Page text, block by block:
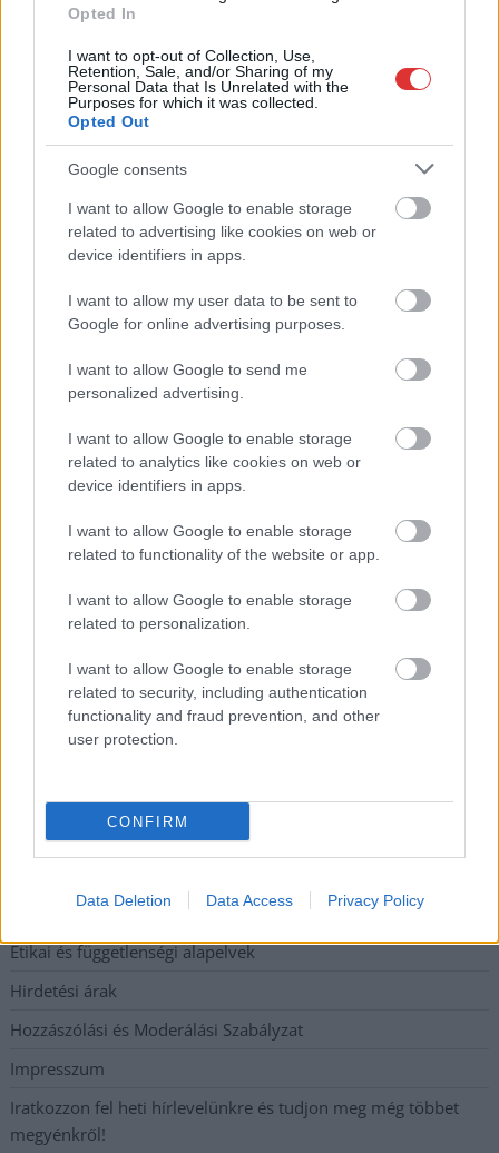
Opted In
I want to opt-out of Collection, Use,
Retention, Sale, and/or Sharing of my
Personal Data that Is Unrelated with the
Purposes for which it was collected.
Opted Out
Google consents
I want to allow Google to enable storage
related to advertising like cookies on web or
device identifiers in apps.
I want to allow my user data to be sent to
Google for online advertising purposes.
I want to allow Google to send me
personalized advertising.
I want to allow Google to enable storage
related to analytics like cookies on web or
device identifiers in apps.
I want to allow Google to enable storage
related to functionality of the website or app.
I want to allow Google to enable storage
related to personalization.
I want to allow Google to enable storage
related to security, including authentication
functionality and fraud prevention, and other
user protection.
CONFIRM
Data Deletion Data Access Privacy Policy
A Szolnok megyei gazdák nagyon nem akarták a JÉGER
további üzemeltetését
Csendélet 5.0: alig balesetveszélyes lépcső és remek
állapotban levő buszmegálló mutatja, hogy Szolnok mennyire
élhető város
Napokon belül megválasztja az új köztársasági elnököt az
Országgyűlés
Kiterjedt tüzek pusztítanak az országban, köztük Karcagon
Harmadfokú hőségriasztás az országban: Szolnokon klímát
A zárkában rosszul lett, elájult – ilyen körülményekről
Váratlan fennakadás borította fel a Szolnok–Kecskemét
vasútvonal közlekedését
A polgármester a szolnoki cégekhez fordult: több száz
elbocsátott dolgozón segítene
Csődbe ment a tószegi Accell Hunland, a hazai
kerékpárgyártás meghatározó szereplője
Egyszer fent, egyszer lent, így festett a Duna a két évvel
ezelőtti árvíz idején és így most – fotógyűjtemény
ugyanazokból a szögekből
Ilyenek eddig a tapasztalatok a vendégektől – a hőhullám
Elérhetőség
Adatkezelési tájékoztató
Etikai és függetlenségi alapelvek
Hirdetési árak
Hozzászólási és Moderálási Szabályzat
Impresszum
Iratkozzon fel heti hírlevelünkre és tudjon meg még többet
megyénkről!